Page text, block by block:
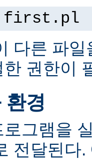
first.pl
다른 파
권한이
환경
그램을
전달된다